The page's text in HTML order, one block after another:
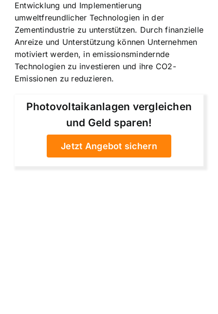
Entwicklung und Implementierung
umweltfreundlicher Technologien in der
Zementindustrie zu unterstützen. Durch finanzielle
Anreize und Unterstützung können Unternehmen
motiviert werden, in emissionsmindernde
Technologien zu investieren und ihre CO2-
Emissionen zu reduzieren.
Photovoltaikanlagen vergleichen
und Geld sparen!
Jetzt Angebot sichern